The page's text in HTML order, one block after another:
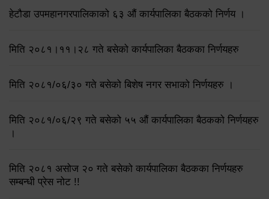
हेटौडा उपमहानगरपालिकाको ६३ औं कार्यपालिका बैठकको निर्णय ।
मिति २०८१।११।२८ गते बसेको कार्यपालिका बैठकका निर्णयहरु
मिति २०८१/०६/३० गते बसेको बिशेष नगर सभाको निर्णयहरु ।
मिति २०८१/०६/२९ गते बसेको ५५ औं कार्यपालिका बैठकको निर्णयहरु
।
मिति २०८१ असोज २० गते बसेको कार्यपालिका बैठकका निर्णयहरु
सम्बन्धी प्रेस नोट !!